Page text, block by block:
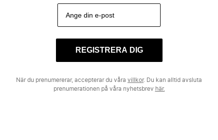
REGISTRERA DIG
När du prenumererar, accepterar du våra villkor. Du kan alltid avsluta
prenumerationen på våra nyhetsbrev här.